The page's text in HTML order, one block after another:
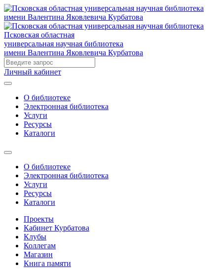
Псковская областная
универсальная научная библиотека
имени Валентина Яковлевича Курбатова
Личный кабинет
О библиотеке
Электронная библиотека
Услуги
Ресурсы
Каталоги
О библиотеке
Электронная библиотека
Услуги
Ресурсы
Каталоги
Проекты
Кабинет Курбатова
Клубы
Коллегам
Магазин
Книга памяти